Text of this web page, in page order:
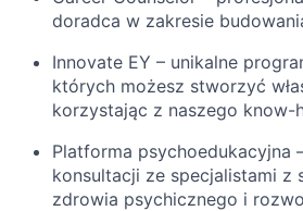
doradca w zakresie
Innovate EY – unikalne
których możesz stworzyć
korzystając z naszego know-
Platforma psychoedukacyjna
konsultacji ze specjalistami z
zdrowia psychicznego i